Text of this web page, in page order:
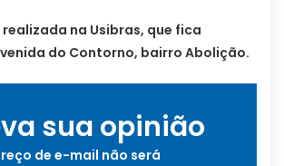
na Usibras, que fica
do Contorno, bairro Abolição.
sua opinião
de e-mail não será